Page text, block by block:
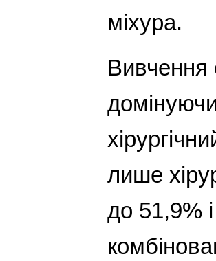
міхура.
Вивчення
лише
до 51,9%